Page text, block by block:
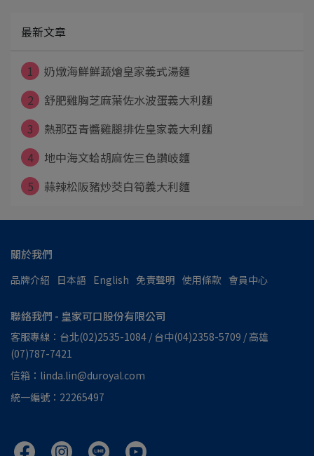
最新文章
1
奶燉海鮮鮮蔬燴皇家義式湯麵
2
舒肥雞胸芝麻葉佐水波蛋義大利麵
3
熱那亞青醬雞腿排佐皇家義大利麵
4
地中海文蛤胡麻佐三色讚岐麵
5
蒜辣松阪豬炒茭白筍義大利麵
關於我們
品牌介紹 日本語 English 免責聲明 使用條款 會員中心
聯絡我們 - 皇家可口股份有限公司
客服專線：台北(02)2535-1084 / 台中(04)2358-5709 / 高雄
(07)787-7421
信箱：linda.lin@duroyal.com
統一編號：22265497